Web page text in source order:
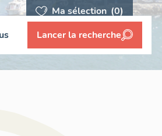
Ma sélection (0)
Lancer la recherche